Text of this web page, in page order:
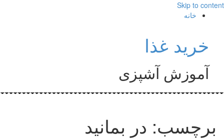
Skip to content
خانه
خرید غذا
آموزش آشپزی
برچسب: در بمانید